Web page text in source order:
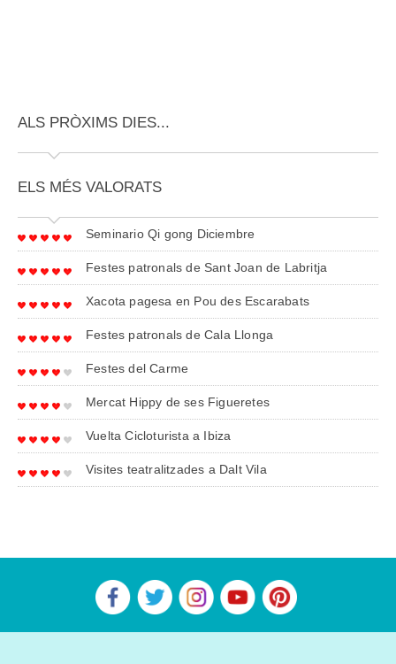
ALS PRÒXIMS DIES...
ELS MÉS VALORATS
Seminario Qi gong Diciembre
Festes patronals de Sant Joan de Labritja
Xacota pagesa en Pou des Escarabats
Festes patronals de Cala Llonga
Festes del Carme
Mercat Hippy de ses Figueretes
Vuelta Cicloturista a Ibiza
Visites teatralitzades a Dalt Vila